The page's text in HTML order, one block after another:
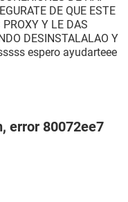
DE QUE ESTE
PROXY Y LE DAS
DESINSTALALAO Y
espero ayudarteee
error 80072ee7